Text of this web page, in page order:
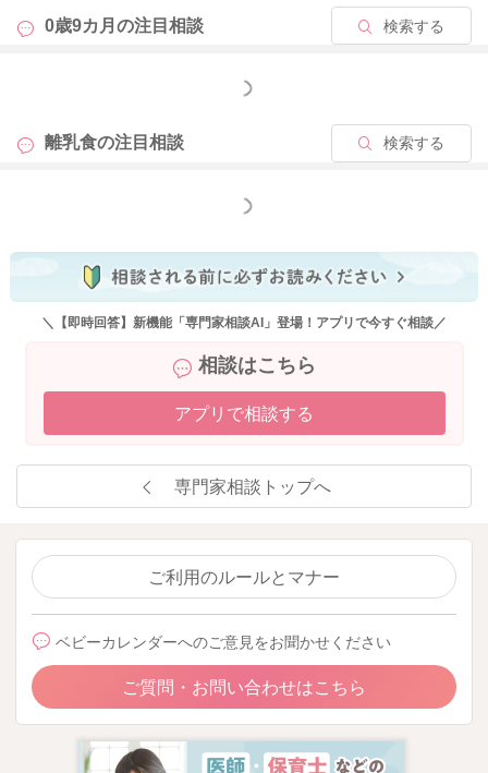
0歳9カ月の注目相談 検索する
もっと見る
離乳食の注目相談 検索する
もっと見る
＼【即時回答】新機能「専門家相談AI」登場！アプリで今すぐ相談／
相談はこちら
アプリで相談する
専門家相談トップへ
ご利用のルールとマナー
ベビーカレンダーへのご意見をお聞かせください
ご質問・お問い合わせはこちら